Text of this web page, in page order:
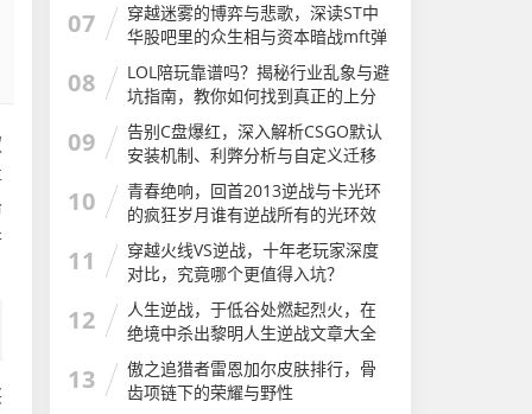
07
穿越迷雾的博弈与悲歌，深读ST中
华股吧里的众生相与资本暗战mft弹
簧评测
08
LOL陪玩靠谱吗？揭秘行业乱象与避
坑指南，教你如何找到真正的上分
神器LOL陪玩软件有哪些app
09
告别C盘爆红，深入解析CSGO默认
安装机制、利弊分析与自定义迁移
完全指南csgo安装步骤
10
青春绝响，回首2013逆战与卡光环
的疯狂岁月谁有逆战所有的光环效
果图及介绍
11
穿越火线VS逆战，十年老玩家深度
对比，究竟哪个更值得入坑？
12
人生逆战，于低谷处燃起烈火，在
绝境中杀出黎明人生逆战文章大全
13
傲之追猎者雷恩加尔皮肤排行，骨
齿项链下的荣耀与野性